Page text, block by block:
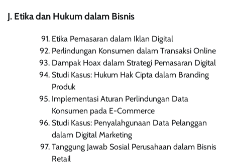
J. Etika dan Hukum dalam Bisnis
Etika Pemasaran dalam Iklan Digital
Perlindungan Konsumen dalam Transaksi Online
Dampak Hoax dalam Strategi Pemasaran Digital
Studi Kasus: Hukum Hak Cipta dalam Branding
Produk
Implementasi Aturan Perlindungan Data
Konsumen pada E-Commerce
Studi Kasus: Penyalahgunaan Data Pelanggan
dalam Digital Marketing
Tanggung Jawab Sosial Perusahaan dalam Bisnis
Retail